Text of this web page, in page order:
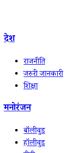
देश
राजनीति
जरुरी जानकारी
शिक्षा
मनोरंजन
बॉलीवुड
हॉलीवुड